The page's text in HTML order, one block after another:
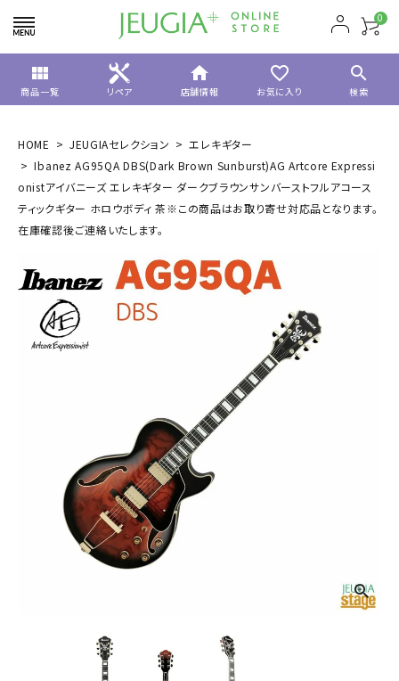
0
view_module
商品一覧 リペア
home
店舗情報
favorite_border
お気に入り
search
検索
HOME JEUGIAセレクション
エレキギター
Ibanez AG95QA DBS(Dark Brown Sunburst)AG Artcore Expressi
onistアイバニーズ エレキギター ダークブラウンサンバーストフルアコース
ティックギター ホロウボディ 茶※この商品はお取り寄せ対応品となります。
在庫確認後ご連絡いたします。